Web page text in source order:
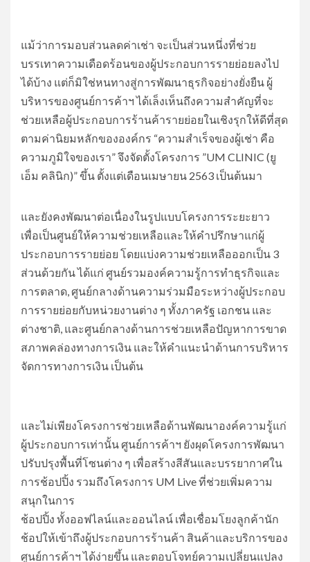
แม้ว่าการมอบส่วนลดค่าเช่า จะเป็นส่วนหนึ่งที่ช่วย
บรรเทาความเดือดร้อนของผู้ประกอบการรายย่อยลงไป
ได้บ้าง แต่ก็มิใช่หนทางสู่การพัฒนาธุรกิจอย่างยั่งยืน ผู้
บริหารของศูนย์การค้าฯ ได้เล็งเห็นถึงความสำคัญที่จะ
ช่วยเหลือผู้ประกอบการร้านค้ารายย่อยในเชิงรุกให้ดีที่สุด
ตามค่านิยมหลักขององค์กร “ความสำเร็จของผู้เช่า คือ
ความภูมิใจของเรา” จึงจัดตั้งโครงการ ”UM CLINIC (ยู
เอ็ม คลินิก)” ขึ้น ตั้งแต่เดือนเมษายน 2563 เป็นต้นมา
และยังคงพัฒนาต่อเนื่องในรูปแบบโครงการระยะยาว
เพื่อเป็นศูนย์ให้ความช่วยเหลือและให้คำปรึกษาแก่ผู้
ประกอบการรายย่อย โดยแบ่งความช่วยเหลือออกเป็น 3
ส่วนด้วยกัน ได้แก่ ศูนย์รวมองค์ความรู้การทำธุรกิจและ
การตลาด, ศูนย์กลางด้านความร่วมมือระหว่างผู้ประกอบ
การรายย่อยกับหน่วยงานต่าง ๆ ทั้งภาครัฐ เอกชน และ
ต่างชาติ, และศูนย์กลางด้านการช่วยเหลือปัญหาการขาด
สภาพคล่องทางการเงิน และให้คำแนะนำด้านการบริหาร
จัดการทางการเงิน เป็นต้น
และไม่เพียงโครงการช่วยเหลือด้านพัฒนาองค์ความรู้แก่
ผู้ประกอบการเท่านั้น ศูนย์การค้าฯ ยังผุดโครงการพัฒนา
ปรับปรุงพื้นที่โซนต่าง ๆ เพื่อสร้างสีสันและบรรยากาศใน
การช้อปปิ้ง รวมถึงโครงการ UM Live ที่ช่วยเพิ่มความ
สนุกในการ
ช้อปปิ้ง ทั้งออฟไลน์และออนไลน์ เพื่อเชื่อมโยงลูกค้านัก
ช้อปให้เข้าถึงผู้ประกอบการร้านค้า สินค้าและบริการของ
ศูนย์การค้าฯ ได้ง่ายขึ้น และตอบโจทย์ความเปลี่ยนแปลง